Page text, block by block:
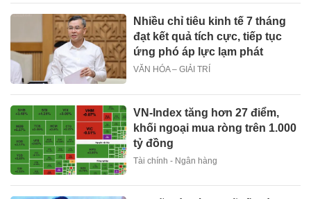
Nhiều chỉ tiêu kinh tế 7 tháng
đạt kết quả tích cực, tiếp tục
ứng phó áp lực lạm phát
VĂN HÓA – GIẢI TRÍ
VN-Index tăng hơn 27 điểm,
khối ngoại mua ròng trên 1.000
tỷ đồng
Tài chính - Ngân hàng